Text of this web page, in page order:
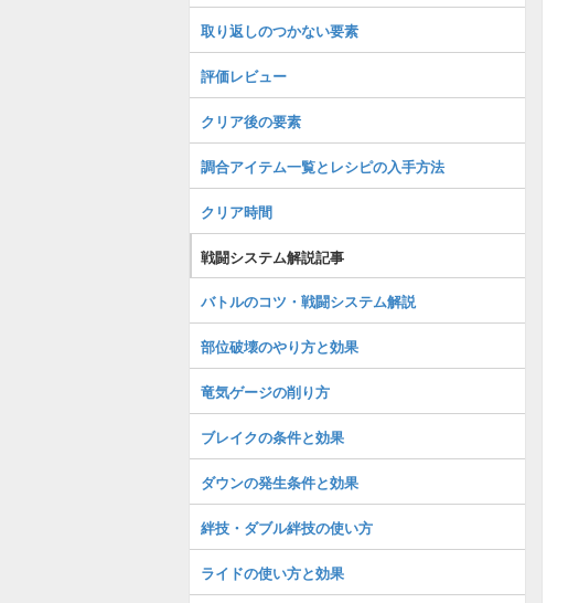
取り返しのつかない要素
評価レビュー
クリア後の要素
調合アイテム一覧とレシピの入手方法
クリア時間
戦闘システム解説記事
バトルのコツ・戦闘システム解説
部位破壊のやり方と効果
竜気ゲージの削り方
ブレイクの条件と効果
ダウンの発生条件と効果
絆技・ダブル絆技の使い方
ライドの使い方と効果